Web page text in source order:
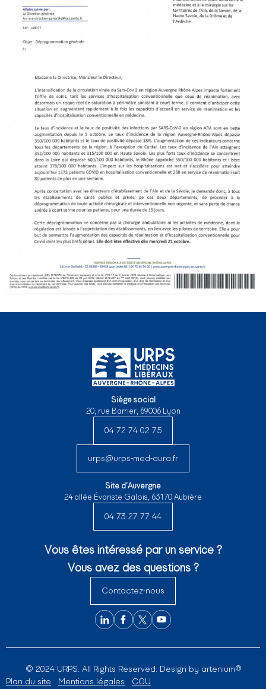
Siège social
20, rue Barrier, 69006 Lyon
04 72 74 02 75
urps@urps-med-aura.fr
Site d’Auvergne
24 allée Évariste Galois, 63170 Aubière
04 73 27 77 44
Vous êtes intéressé par un service ?
Vous avez des questions ?
Contactez-nous
© 2024 URPS. All Rights Reserved. Design by artenium®
Plan du site
Mentions légales CGU